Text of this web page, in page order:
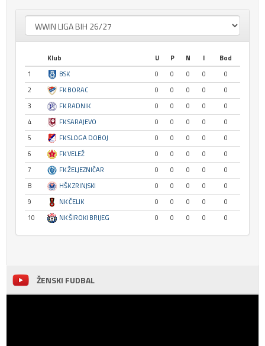
Klub U P N I
Bod
1
BSK 0 0 0 0
0
2
FK BORAC 0 0 0 0
0
3
FK RADNIK 0 0 0 0
0
4
FK SARAJEVO 0 0 0 0
0
5
FK SLOGA DOBOJ 0 0 0 0
0
6
FK VELEŽ 0 0 0 0
0
7
FK ŽELJEZNIČAR 0 0 0 0
0
8
HŠK ZRINJSKI 0 0 0 0
0
9
NK ČELIK 0 0 0 0
0
10
NK ŠIROKI BRIJEG 0 0 0 0 0
ŽENSKI FUDBAL